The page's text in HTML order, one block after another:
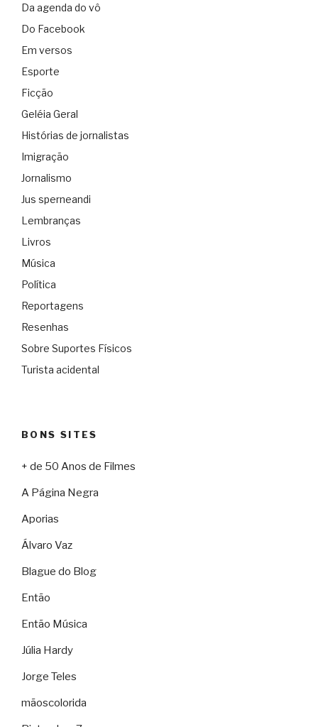
Da agenda do vô
Do Facebook
Em versos
Esporte
Ficção
Geléia Geral
Histórias de jornalistas
Imigração
Jornalismo
Jus sperneandi
Lembranças
Livros
Música
Política
Reportagens
Resenhas
Sobre Suportes Físicos
Turista acidental
BONS SITES
+ de 50 Anos de Filmes
A Página Negra
Aporias
Álvaro Vaz
Blague do Blog
Então
Então Música
Júlia Hardy
Jorge Teles
mãoscolorida